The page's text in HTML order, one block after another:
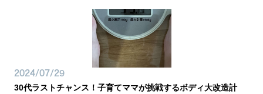
2024/07/29
30代ラストチャンス！子育てママが挑戦するボディ大改造計